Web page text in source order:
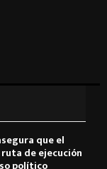
que el
de ejecución